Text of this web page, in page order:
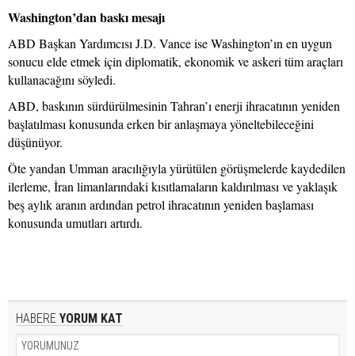
Washington’dan baskı mesajı
ABD Başkan Yardımcısı J.D. Vance ise Washington’ın en uygun
sonucu elde etmek için diplomatik, ekonomik ve askeri tüm araçları
kullanacağını söyledi.
ABD, baskının sürdürülmesinin Tahran’ı enerji ihracatının yeniden
başlatılması konusunda erken bir anlaşmaya yöneltebileceğini
düşünüyor.
Öte yandan Umman aracılığıyla yürütülen görüşmelerde kaydedilen
ilerleme, İran limanlarındaki kısıtlamaların kaldırılması ve yaklaşık
beş aylık aranın ardından petrol ihracatının yeniden başlaması
konusunda umutları artırdı.
HABERE YORUM KAT